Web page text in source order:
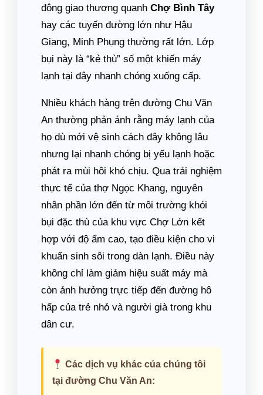
động giao thương quanh Chợ Bình Tây
hay các tuyến đường lớn như Hậu
Giang, Minh Phụng thường rất lớn. Lớp
bụi này là “kẻ thù” số một khiến máy
lạnh tại đây nhanh chóng xuống cấp.
Nhiều khách hàng trên đường Chu Văn
An thường phản ánh rằng máy lạnh của
họ dù mới vệ sinh cách đây không lâu
nhưng lại nhanh chóng bị yếu lạnh hoặc
phát ra mùi hôi khó chịu. Qua trải nghiệm
thực tế của thợ Ngọc Khang, nguyên
nhân phần lớn đến từ môi trường khói
bụi đặc thù của khu vực Chợ Lớn kết
hợp với độ ẩm cao, tạo điều kiện cho vi
khuẩn sinh sôi trong dàn lạnh. Điều này
không chỉ làm giảm hiệu suất máy mà
còn ảnh hưởng trực tiếp đến đường hô
hấp của trẻ nhỏ và người già trong khu
dân cư.
Các dịch vụ khác của chúng tôi
tại đường Chu Văn An: